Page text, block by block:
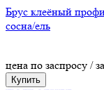
Брус клеёный
сосна/ель
цена по заспросу /
Купить